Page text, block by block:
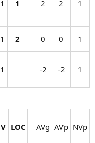
1​ 1 2​ 2​ 1​
1​ 2 0​ 0​ 1​
1​ -2​ -2​ 1​
V LOC AVg​ AVp​ NVp​